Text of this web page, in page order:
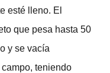
esté lleno. El
que pesa hasta 50
y se vacía
teniendo